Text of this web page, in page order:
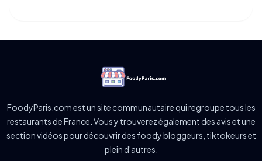
FoodyParis.com est un site communautaire qui regroupe tous les
restaurants de France. Vous y trouverez également des avis et une
section vidéos pour découvrir des foody bloggeurs, tiktokeurs et
plein d'autres.